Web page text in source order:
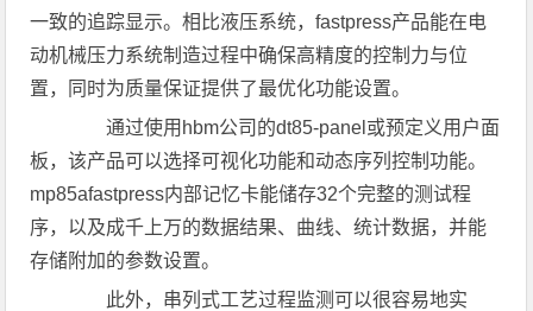
一致的追踪显示。相比液压系统，fastpress产品能在电
动机械压力系统制造过程中确保高精度的控制力与位
置，同时为质量保证提供了最优化功能设置。
通过使用hbm公司的dt85-panel或预定义用户面
板，该产品可以选择可视化功能和动态序列控制功能。
mp85afastpress内部记忆卡能储存32个完整的测试程
序，以及成千上万的数据结果、曲线、统计数据，并能
存储附加的参数设置。
此外，串列式工艺过程监测可以很容易地实